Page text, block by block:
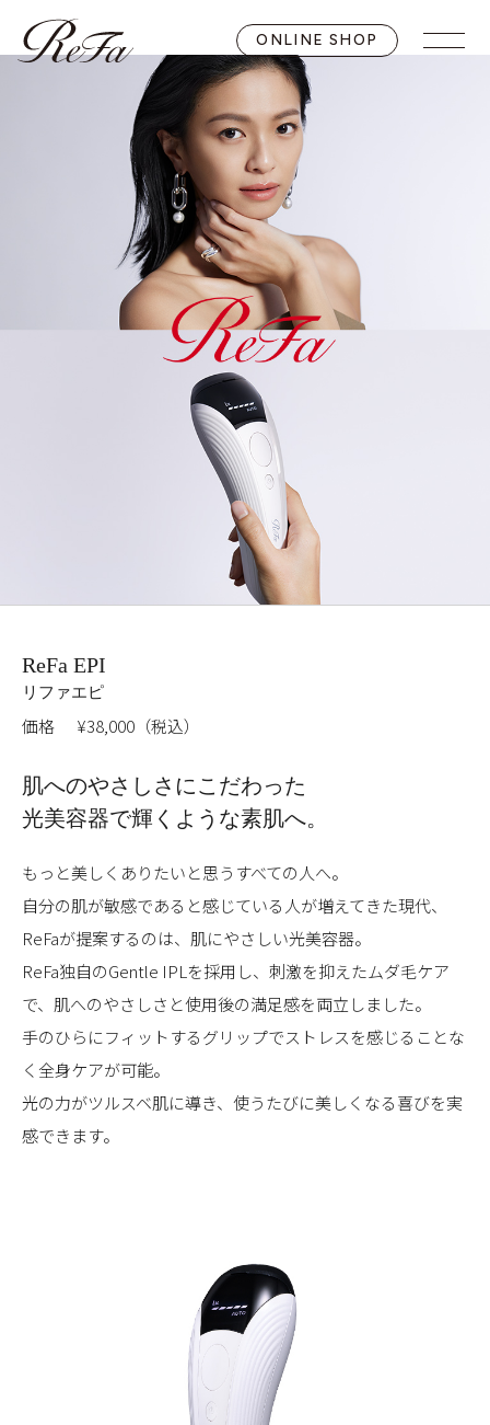
ONLINE SHOP
ReFa EPI
リファエピ
価格 ¥38,000（税込）
肌へのやさしさにこだわった
光美容器で輝くような素肌へ。
もっと美しくありたいと思うすべての人へ。
自分の肌が敏感であると感じている人が増えてきた現代、
ReFaが提案するのは、肌にやさしい光美容器。
ReFa独自のGentle IPLを採用し、刺激を抑えたムダ毛ケア
で、 肌へのやさしさと使用後の満足感を両立しました。
手のひらにフィットするグリップでストレスを感じることな
く 全身ケアが可能。
光の力がツルスベ肌に導き、 使うたびに美しくなる喜びを実
感できます。